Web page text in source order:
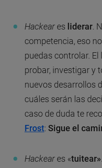
Hackeares liderar .
competencia, eso
puedas controlar.
probar, investigar y
nuevos desarrollos
cuáles serán las
caso de duda te
Frost: Sigue el
Hackeares «tuitear»